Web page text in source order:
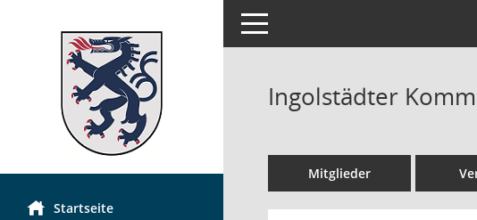
Startseite
Toggle navigation
Ingolstädter
Mitglieder